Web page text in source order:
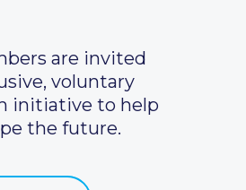
are invited
voluntary
initiative to help
the future.